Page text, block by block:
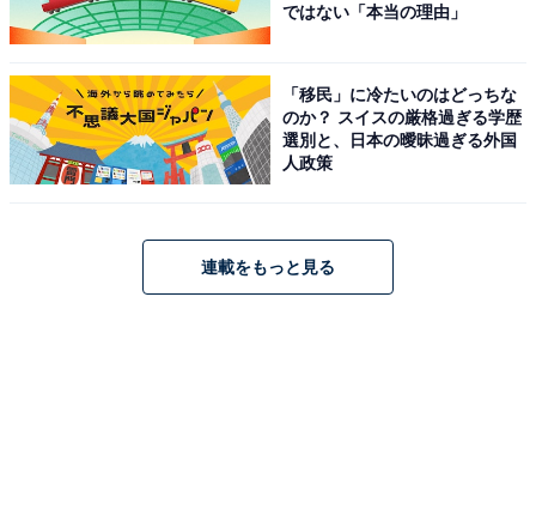
ではない「本当の理由」
「移民」に冷たいのはどっちな
のか？ スイスの厳格過ぎる学歴
選別と、日本の曖昧過ぎる外国
人政策
連載をもっと見る